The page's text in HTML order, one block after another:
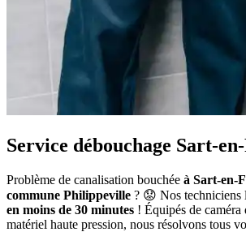
Service débouchage Sart-
Problème de canalisation bouchée à Sart-en-
commune Philippeville ? 😟 Nos techniciens
en moins de 30 minutes ! Équipés de caméra
matériel haute pression, nous résolvons tous